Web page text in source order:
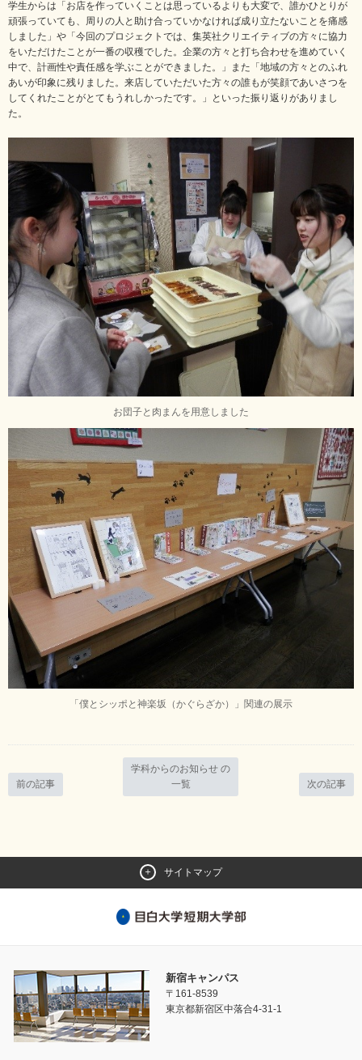
学生からは「お店を作っていくことは思っているよりも大変で、誰かひとりが
頑張っていても、周りの人と助け合っていかなければ成り立たないことを痛感
しました」や「今回のプロジェクトでは、集英社クリエイティブの方々に協力
をいただけたことが一番の収穫でした。企業の方々と打ち合わせを進めていく
中で、計画性や責任感を学ぶことができました。」また「地域の方々とのふれ
あいが印象に残りました。来店していただいた方々の誰もが笑顔であいさつを
してくれたことがとてもうれしかったです。」といった振り返りがありまし
た。
お団子と肉まんを用意しました
「僕とシッポと神楽坂（かぐらざか）」関連の展示
前の記事
学科からのお知らせ の
一覧
次の記事
サイトマップ
新宿キャンパス
〒161-8539
東京都新宿区中落合4-31-1